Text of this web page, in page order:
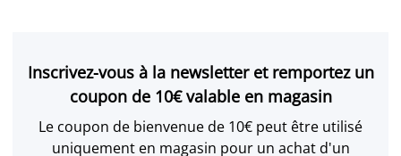
Inscrivez-vous à la newsletter et remportez un
coupon de 10€ valable en magasin
Le coupon de bienvenue de 10€ peut être utilisé
uniquement en magasin pour un achat d'un